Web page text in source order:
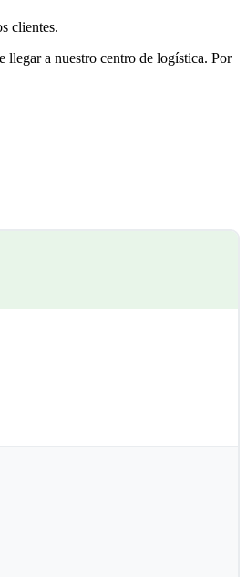
clientes.
llegar a nuestro centro de logística. Por